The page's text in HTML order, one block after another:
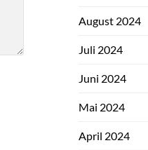
August 2024
Juli 2024
Juni 2024
Mai 2024
April 2024